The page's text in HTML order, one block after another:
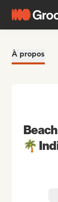
À propos
🌴